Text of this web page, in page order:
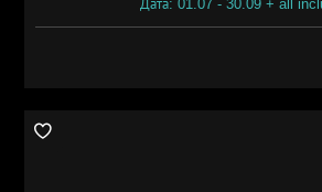
Дата: 01.07 - 30.09 + all